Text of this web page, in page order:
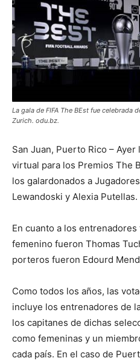
La gala de FIFA The BEst fue celebrada
Zurich. odu.bz.
San Juan, Puerto Rico – Ayer
virtual para los Premios The
los galardonados a
Lewandoski y Alexia Putellas.
En cuanto a los
femenino fueron Thomas
porteros fueron Edourd
Como todos los años, las
incluye los entrenadores de
los capitanes de dichas
como femeninas y un
cada país. En el caso de